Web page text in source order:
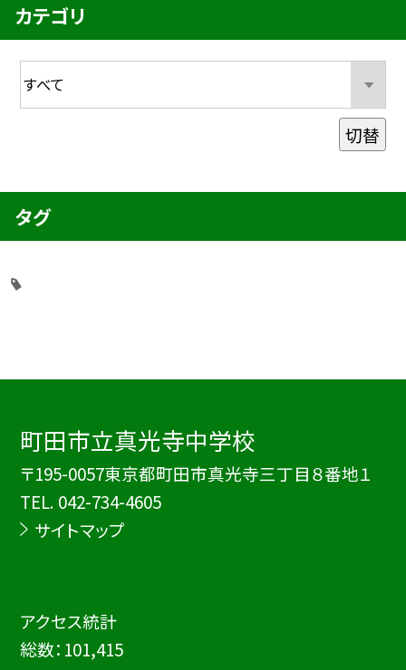
カテゴリ
切替
タグ
町田市立真光寺中学校
〒195-0057東京都町田市真光寺三丁目８番地１
TEL. 042-734-4605
サイトマップ
アクセス統計
総数： 101,415